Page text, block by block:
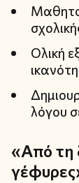
Ολική
λόγου
«Από τη